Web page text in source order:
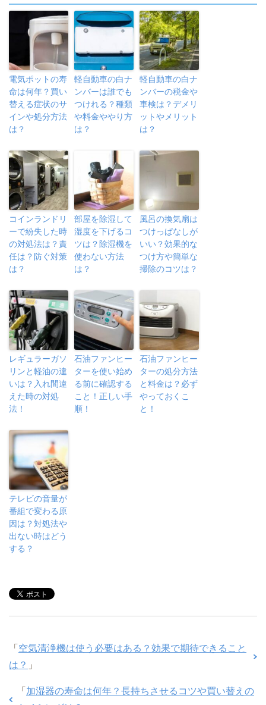
電気ポットの寿
命は何年？買い
替える症状のサ
インや処分方法
は？
軽自動車の白ナ
ンバーは誰でも
つけれる？種類
や料金ややり方
は？
軽自動車の白ナ
ンバーの税金や
車検は？デメリ
ットやメリット
は？
コインランドリ
ーで紛失した時
の対処法は？責
任は？防ぐ対策
は？
部屋を除湿して
湿度を下げるコ
ツは？除湿機を
使わない方法
は？
風呂の換気扇は
つけっぱなしが
いい？効果的な
つけ方や簡単な
掃除のコツは？
レギュラーガソ
リンと軽油の違
いは？入れ間違
えた時の対処
法！
石油ファンヒー
ターを使い始め
る前に確認する
こと！正しい手
順！
石油ファンヒー
ターの処分方法
と料金は？必ず
やっておくこ
と！
テレビの音量が
番組で変わる原
因は？対処法や
出ない時はどう
する？
「 空気清浄機は使う必要はある？効果で期待できること
は？ 」
「 加湿器の寿命は何年？長持ちさせるコツや買い替えの